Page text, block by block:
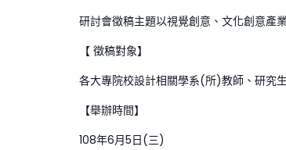
研討會徵稿主題以視覺創意、文化創意產
【 徵稿對象】
各大專院校設計相關學系(所)教師、研究
【舉辦時間】
108年6月5日(三)